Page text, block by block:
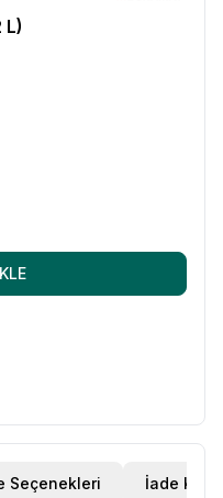
L)
Seçenekleri İade